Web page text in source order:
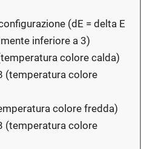
(dE = delta E
inferiore a 3)
colore calda)
(temperatura colore
colore fredda)
(temperatura colore